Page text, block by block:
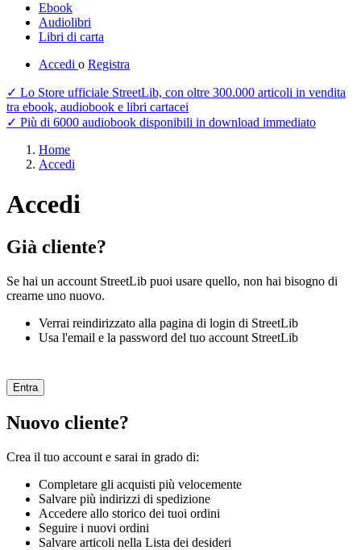
Ebook
Audiolibri
Libri di carta
Accedi o Registra
✓ Lo Store ufficiale StreetLib, con oltre 300.000 articoli in vendita
tra ebook, audiobook e libri cartacei
✓ Più di 6000 audiobook disponibili in download immediato
Home
Accedi
Accedi
Già cliente?
Se hai un account StreetLib puoi usare quello, non hai bisogno di
crearne uno nuovo.
Verrai reindirizzato alla pagina di login di StreetLib
Usa l'email e la password del tuo account StreetLib
Entra
Nuovo cliente?
Crea il tuo account e sarai in grado di:
Completare gli acquisti più velocemente
Salvare più indirizzi di spedizione
Accedere allo storico dei tuoi ordini
Seguire i nuovi ordini
Salvare articoli nella Lista dei desideri